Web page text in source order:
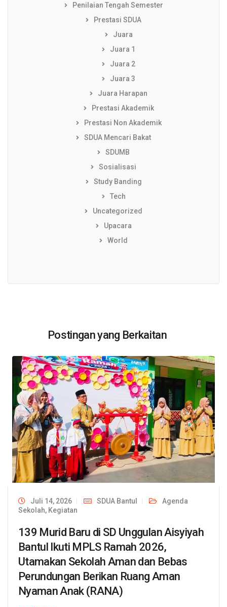
Penilaian Tengah Semester
Prestasi SDUA
Juara
Juara 1
Juara 2
Juara 3
Juara Harapan
Prestasi Akademik
Prestasi Non Akademik
SDUA Mencari Bakat
SDUMB
Sosialisasi
Study Banding
Tech
Uncategorized
Upacara
World
Postingan yang Berkaitan
Juli 14, 2026 SDUA Bantul
Agenda
Sekolah, Kegiatan
139 Murid Baru di SD Unggulan Aisyiyah
Bantul Ikuti MPLS Ramah 2026,
Utamakan Sekolah Aman dan Bebas
Perundungan Berikan Ruang Aman
Nyaman Anak (RANA)